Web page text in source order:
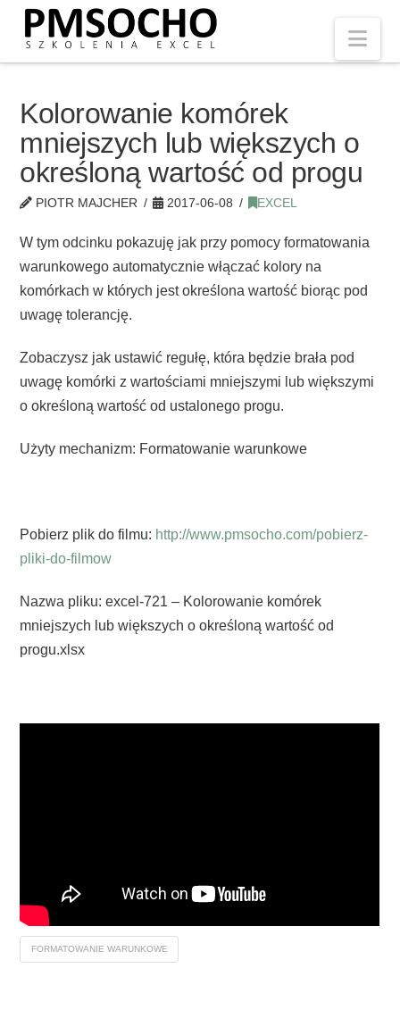
Kolorowanie komórek
mniejszych lub większych o
określoną wartość od progu
PIOTR MAJCHER 2017-06-08 EXCEL
W tym odcinku pokazuję jak przy pomocy formatowania
warunkowego automatycznie włączać kolory na
komórkach w których jest określona wartość biorąc pod
uwagę tolerancję.
Zobaczysz jak ustawić regułę, która będzie brała pod
uwagę komórki z wartościami mniejszymi lub większymi
o określoną wartość od ustalonego progu.
Użyty mechanizm: Formatowanie warunkowe
Pobierz plik do filmu: http://www.pmsocho.com/pobierz-
pliki-do-filmow
Nazwa pliku: excel-721 – Kolorowanie komórek
mniejszych lub większych o określoną wartość od
progu.xlsx
FORMATOWANIE WARUNKOWE